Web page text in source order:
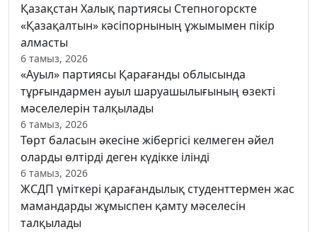
Қазақстан Халық партиясы Степногорскте
«Қазақалтын» кәсіпорнының ұжымымен пікір
алмасты
6 тамыз, 2026
«Ауыл» партиясы Қарағанды облысында
тұрғындармен ауыл шаруашылығының өзекті
мәселелерін талқылады
6 тамыз, 2026
Төрт баласын әкесіне жібергісі келмеген әйел
оларды өлтірді деген күдікке ілінді
6 тамыз, 2026
ЖСДП үміткері қарағандылық студенттермен жас
мамандарды жұмыспен қамту мәселесін
талқылады